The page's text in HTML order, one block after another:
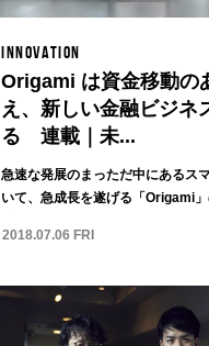
INNOVATION
Origami は資金移動の
え、新しい金融ビジネ
る 連載｜未...
急速な発展のまっただ中にあるス
いて、急成長を遂げる「Origami
2018.07.06 FRI